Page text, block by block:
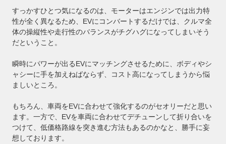
すっかすひとつ気になるのは、モーターはエンジンでは出力特
性が全く異なるため、EVにコンバートするだけでは、クルマ全
体の操縦性や走行性のバランスがチグハグになってしまいそう
だということ。
瞬時にパワーが出るEVにマッチングさせるために、ボディやシ
ャシーに手を加えねばならず、コスト高になってしまうから悩
ましいところ。
もちろん、車両をEVに合わせて強化するのがセオリーだと思い
ます。一方で、EVを車両に合わせてデチューンして折り合いを
つけて、低価格路線を突き進む方法もあるのかなと、勝手に妄
想しております。